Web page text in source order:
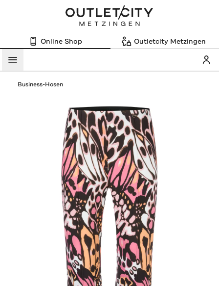
Online Shop Outletcity Metzingen
Menü
Business-Hosen